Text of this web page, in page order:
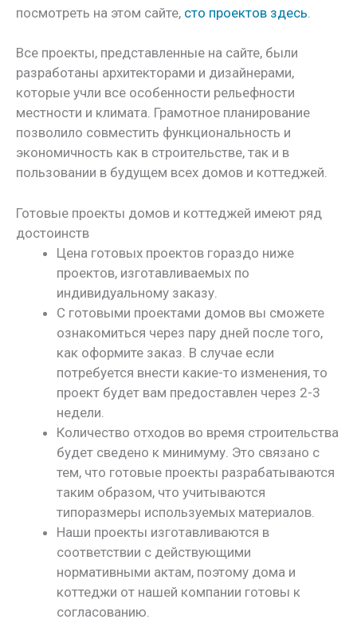
посмотреть на этом сайте, сто проектов здесь
Все проекты, представленные на сайте, были
разработаны архитекторами и дизайнерами,
которые учли все особенности рельефности
местности и климата. Грамотное планирование
позволило совместить функциональность и
экономичность как в строительстве, так и в
пользовании в будущем всех домов и коттеджей.
Готовые проекты домов и коттеджей имеют ряд
достоинств
Цена готовых проектов гораздо ниже
проектов, изготавливаемых по
индивидуальному заказу.
С готовыми проектами домов вы сможете
ознакомиться через пару дней после того,
как оформите заказ. В случае если
потребуется внести какие-то изменения, то
проект будет вам предоставлен через 2-3
недели.
Количество отходов во время строительства
будет сведено к минимуму. Это связано с
тем, что готовые проекты разрабатываются
таким образом, что учитываются
типоразмеры используемых материалов.
Наши проекты изготавливаются в
соответствии с действующими
нормативными актам, поэтому дома и
коттеджи от нашей компании готовы к
согласованию.